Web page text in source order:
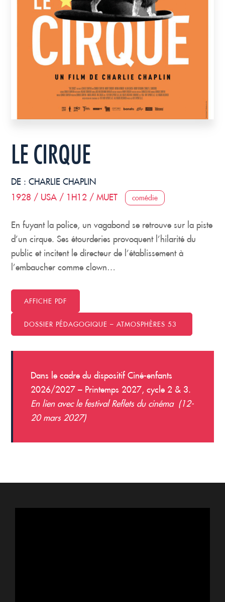
LE CIRQUE
DE :CHARLIE CHAPLIN
1928 / USA / 1H12 / MUET
comédie
En fuyant la police, un vagabond se retrouve sur la piste
d’un cirque. Ses étourderies provoquent l’hilarité du
public et incitent le directeur de l’établissement à
l’embaucher comme clown…
AFFICHE PDF
DOSSIER PÉDAGOGIQUE – ATMOSPHÈRES 53
Dans le cadre du dispositif Ciné-enfants
2026/2027 – Printemps 2027, cycle 2 & 3.
En lien avec le festival Reflets du cinéma (12-
20 mars 2027)